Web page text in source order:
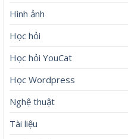
Hình ảnh
Học hỏi
Học hỏi YouCat
Học Wordpress
Nghệ thuật
Tài liệu